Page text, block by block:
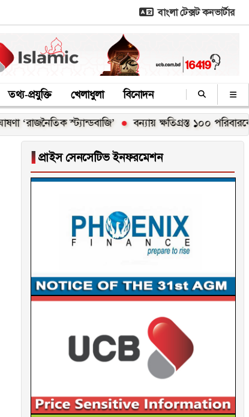
বাংলা টেক্সট কনভার্টার
তথ্য-প্রযুক্তি খেলাধুলা বিনোদন
স্ট্যান্ডবাজি’ বন্যায় ক্ষতিগ্রস্ত ১০০ পরিবারকে নতুন ঘর
▐ প্রাইস সেনসেটিভ ইনফরমেশন